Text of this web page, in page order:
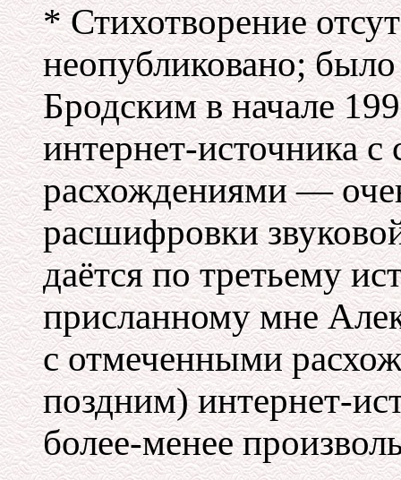
* Стихотворение
неопубликовано;
Бродским в начале
интернет-источникас
расхождениями —
расшифровки
даётся по третьему
присланному мне
с отмеченными
поздним)интернет-
более-менее